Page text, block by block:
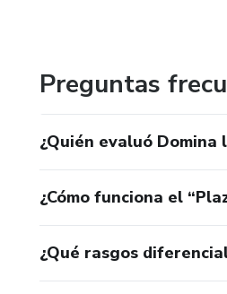
Preguntas
¿Quién evaluó
¿Cómo funciona el
¿Qué rasgos